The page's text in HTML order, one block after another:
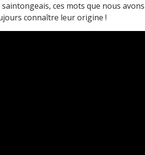
ces mots que nous
connaître leur origine !